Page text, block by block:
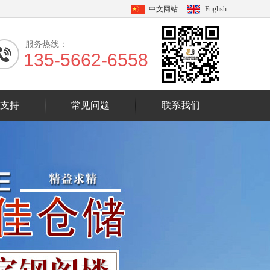
中文网站 English
服务热线：
135-5662-6558
持 常见问题 联系我们